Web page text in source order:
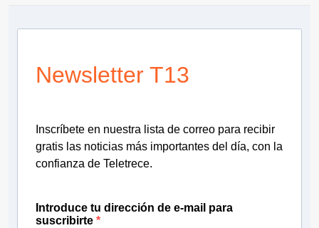
Newsletter T13
Inscríbete en nuestra lista de correo para recibir
gratis las noticias más importantes del día, con la
confianza de Teletrece.
Introduce tu dirección de e-mail para
suscribirte